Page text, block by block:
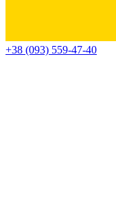
+38 (093) 559-47-40